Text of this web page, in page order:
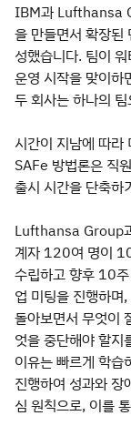
IBM과 Lufthansa
을 만들면서 확장된
성했습니다. 팀이
운영 시작을 맞이하
두 회사는 하나의
시간이 지남에 따
SAFe 방법론은 직
출시 시간을 단축하
Lufthansa Group
계자 120여 명이
수립하고 향후 10
업 미팅을 진행하며
돌아보면서 무엇이
엇을 중단해야 할지
이유는 빠르게 학습
진행하여 성과와 장
심 원칙으로, 이를